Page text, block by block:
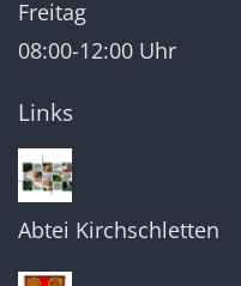
Freitag
08:00-12:00 Uhr
Links
Abtei Kirchschletten